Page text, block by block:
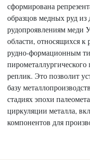
сформирована
образцов медных руд
рудопроявлениям меди
области, относящихся к
рудно-формационным
реплик. Это позволит
базу
стадиях эпохи
циркуляции металла,
компонентов для